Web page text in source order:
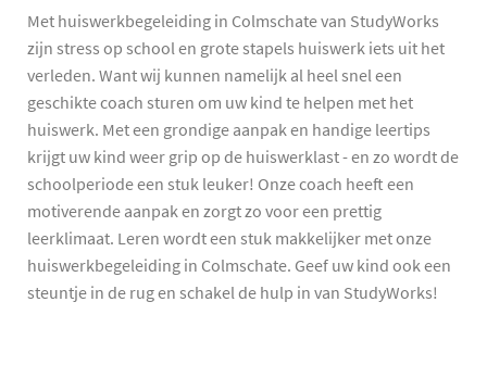
Met huiswerkbegeleiding in Colmschate van StudyWorks
zijn stress op school en grote stapels huiswerk iets uit het
verleden. Want wij kunnen namelijk al heel snel een
geschikte coach sturen om uw kind te helpen met het
huiswerk. Met een grondige aanpak en handige leertips
krijgt uw kind weer grip op de huiswerklast - en zo wordt de
schoolperiode een stuk leuker! Onze coach heeft een
motiverende aanpak en zorgt zo voor een prettig
leerklimaat. Leren wordt een stuk makkelijker met onze
huiswerkbegeleiding in Colmschate. Geef uw kind ook een
steuntje in de rug en schakel de hulp in van StudyWorks!